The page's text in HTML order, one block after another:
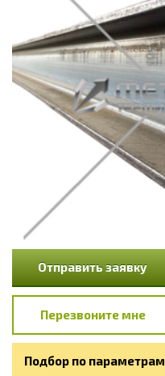
Отправить заявку
Перезвоните мне
Подбор по параметрам